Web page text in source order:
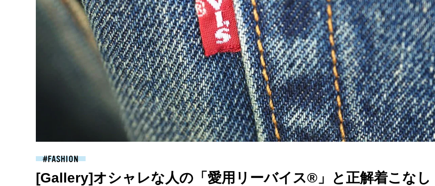
FASHION
[Gallery]オシャレな人の「愛用リーバイス®︎」と正解着こなし